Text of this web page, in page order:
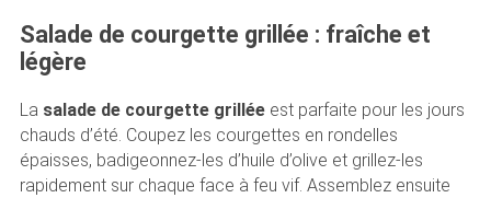
Salade de courgette grillée : fraîche et
légère
La salade de courgette grilléeest parfaite pour les jours
chauds d’été. Coupez les courgettes en rondelles
épaisses, badigeonnez-les d’huile d’olive et grillez-les
rapidement sur chaque face à feu vif. Assemblez ensuite